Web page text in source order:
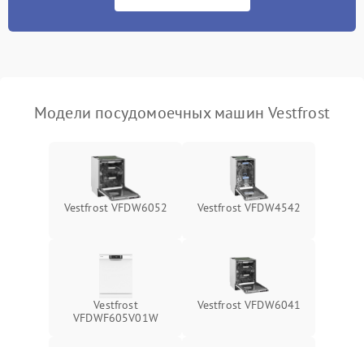
Модели посудомоечных машин Vestfrost
Vestfrost VFDW6052 Vestfrost VFDW4542
Vestfrost
VFDWF605V01W
Vestfrost VFDW6041